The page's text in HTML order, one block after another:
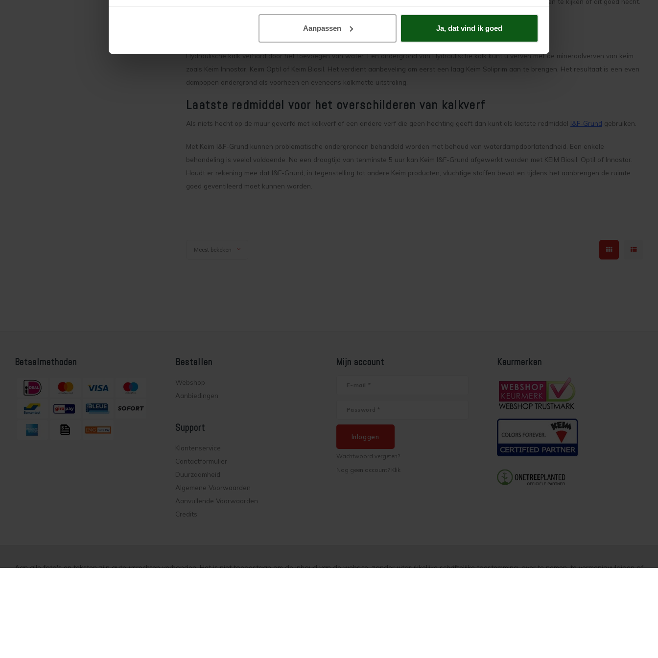
Aanpassen Ja, dat vind ik goed
Indien de hechting goed is kan de muur geverfd worden met Keim Innostar, Keim Optil of Keim Biosil.
Hydraulische kalk (HL of NHL)
Hydraulische kalk verhard door het toevoegen van water. Een ondergrond van Hydraulische kalk kunt u verven met de mineraalverven van keim
zoals Keim Innostar, Keim Optil of Keim Biosil. Het verdient aanbeveling om eerst een laag Keim Soliprim aan te brengen. Het resultaat is een even
dampopen ondergrond als voorheen en eveneens kalkmatte uitstraling.
Laatste redmiddel voor het overschilderen van kalkverf
Als niets hecht op de muur geverfd met kalkverf of een andere verf die geen hechting geeft dan kunt als laatste redmiddel I&F-Grund gebruiken.
Met Keim I&F-Grund kunnen problematische ondergronden behandeld worden met behoud van waterdampdoorlatendheid. Een enke­le
behandeling is veelal voldoende. Na een droogtijd van tenminste 5 uur kan Keim I&F-Grund afgewerkt worden met KEIM Biosil, Optil of Innostar.
Houdt er rekening mee dat I&F-Grund, in tegenstelling tot andere Keim producten, vluchtige stoffen bevat en tijdens het aanbrengen de ruimte
goed geventileerd moet kunnen worden.
Meest bekeken
Betaalmethoden Bestellen
Webshop
Aanbiedingen
Support
Klantenservice
Contactformulier
Duurzaamheid
Algemene Voorwaarden
Aanvullende Voorwaarden
Credits
Mijn account
Inloggen
Wachtwoord vergeten?
Nog geen account? Klik
Keurmerken
Aan alle foto's en teksten zijn auteursrechten verbonden. Het is niet toegestaan om de inhoud van de website, zonder uitdrukkelijke schriftelijke toestemming, over te nemen, te vermenigvuldigen of